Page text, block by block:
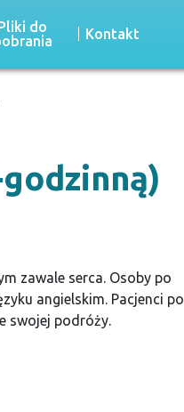
do
Kontakt
zawale serca. Osoby po
angielskim. Pacjenci po
swojej podróży.